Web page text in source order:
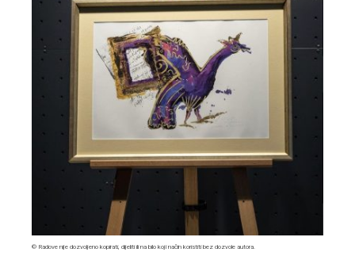
© Radove nije dozvoljeno kopirati, dijeliti ili na bilo koji način koristiti bez dozvole autora.